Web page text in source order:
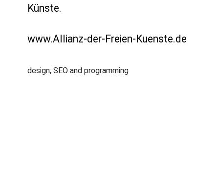
Künste.
www.Allianz-der-Freien-Kuenste.de
design, SEO and programming